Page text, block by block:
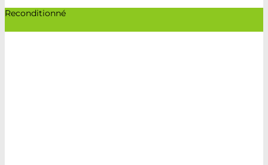
Reconditionné